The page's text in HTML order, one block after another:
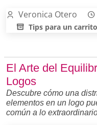
Veronica Otero
Tips para un
El Arte del
Logos
Descubre cómo una
elementos en un logo
común a lo